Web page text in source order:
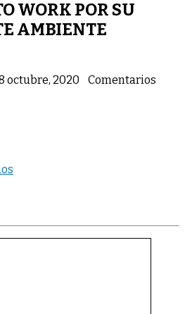
WORK POR SU
AMBIENTE
octubre, 2020
Comentarios